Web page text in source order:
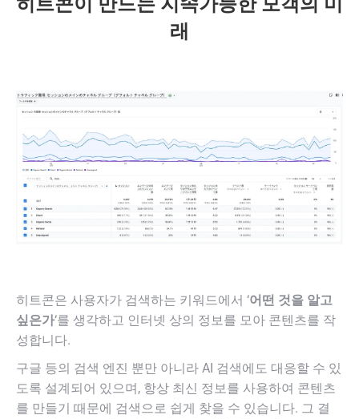
래
히트콘은 사용자가 검색하는 키워드에서 ‘어떤 것을 알고
싶은가‘를 생각하고 인터넷 상의 정보를 모아 콘텐츠를 작
성합니다.
구글 등의 검색 엔진 뿐만 아니라 AI 검색에도 대응할 수 있
도록 설계되어 있으며, 항상 최신 정보를 사용하여 콘텐츠
를 만들기 때문에 검색으로 쉽게 찾을 수 있습니다. 그 결